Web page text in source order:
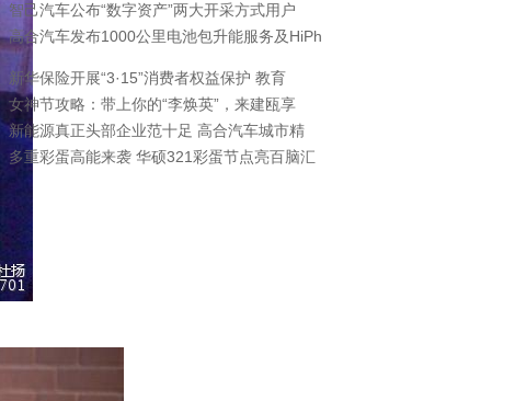
智己汽车公布“数字资产”两大开采方式用户
高合汽车发布1000公里电池包升能服务及HiPh
新华保险开展“3·15”消费者权益保护 教育
女神节攻略：带上你的“李焕英”，来建瓯享
新能源真正头部企业范十足 高合汽车城市精
多重彩蛋高能来袭 华硕321彩蛋节点亮百脑汇